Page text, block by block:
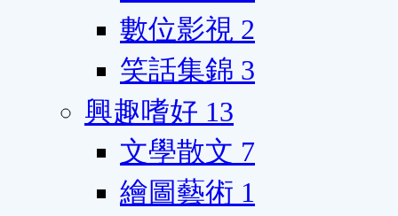
數位影視 2
笑話集錦 3
興趣嗜好 13
文學散文 7
繪圖藝術 1